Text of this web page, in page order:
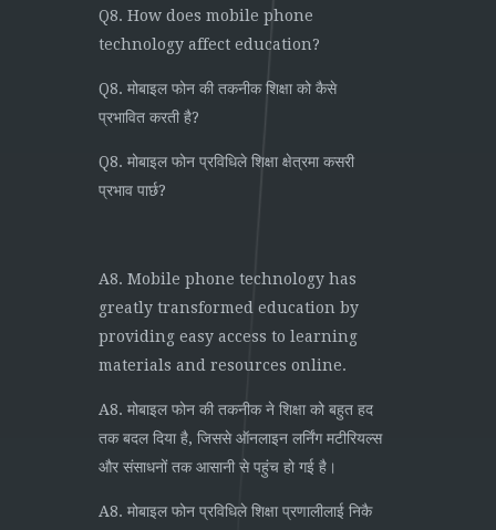
Q8. How does mobile phone
technology affect education?
Q8. मोबाइल फोन की तकनीक शिक्षा को कैसे
प्रभावित करती है?
Q8. मोबाइल फोन प्रविधिले शिक्षा क्षेत्रमा कसरी
प्रभाव पार्छ?
A8. Mobile phone technology has
greatly transformed education by
providing easy access to learning
materials and resources online.
A8. मोबाइल फोन की तकनीक ने शिक्षा को बहुत हद
तक बदल दिया है, जिससे ऑनलाइन लर्निंग मटीरियल्स
और संसाधनों तक आसानी से पहुंच हो गई है।
A8. मोबाइल फोन प्रविधिले शिक्षा प्रणालीलाई निकै